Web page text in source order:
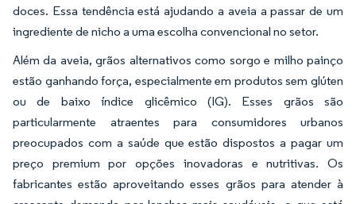
doces. Essa tendência está ajudando a aveia a passar de um
ingrediente de nicho a uma escolha convencional no setor.
Além da aveia, grãos alternativos como sorgo e milho painço
estão ganhando força, especialmente em produtos sem glúten
ou de baixo índice glicêmico (IG). Esses grãos são
particularmente atraentes para consumidores urbanos
preocupados com a saúde que estão dispostos a pagar um
preço premium por opções inovadoras e nutritivas. Os
fabricantes estão aproveitando esses grãos para atender à